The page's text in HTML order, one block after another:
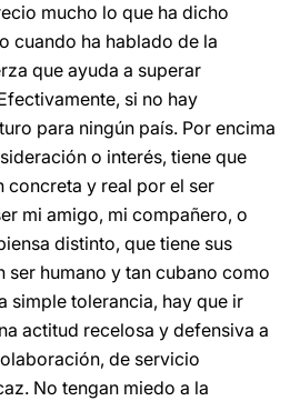
mucho lo que ha dicho
cuando ha hablado de la
que ayuda a superar
si no hay
para ningún país. Por encima
o interés, tiene que
concreta y real por el ser
mi amigo, mi compañero, o
distinto, que tiene sus
ser humano y tan cubano como
simple tolerancia, hay que ir
actitud recelosa y defensiva a
de servicio
No tengan miedo a la